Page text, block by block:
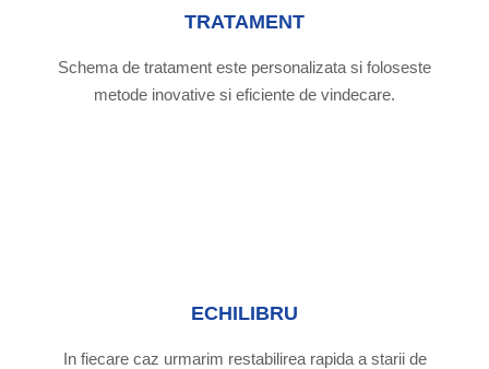
TRATAMENT
Schema de tratament este personalizata si foloseste
metode inovative si eficiente de vindecare.
ECHILIBRU
In fiecare caz urmarim restabilirea rapida a starii de